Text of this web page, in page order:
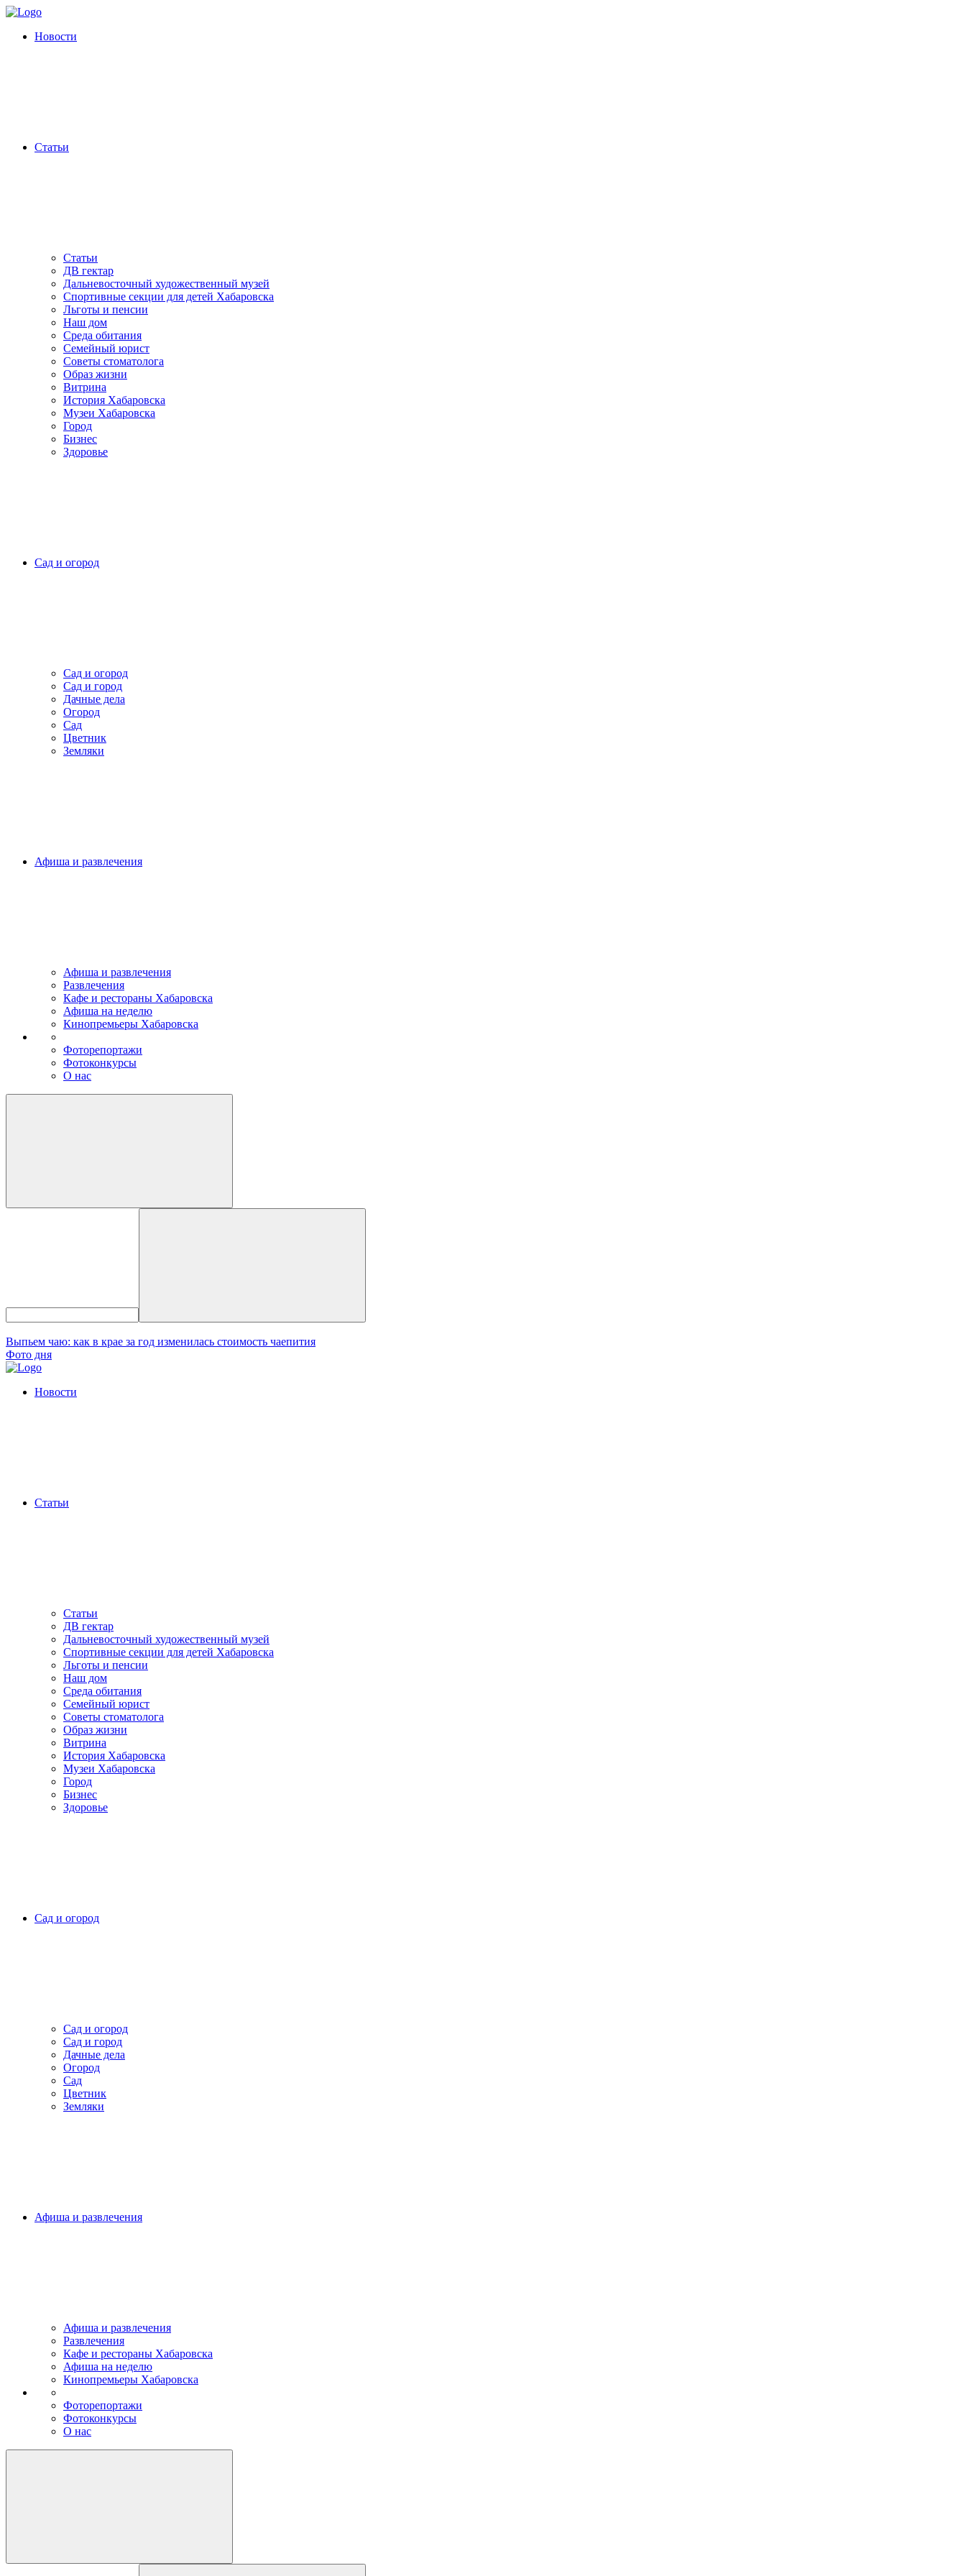
Новости
Статьи
Статьи
ДВ гектар
Дальневосточный художественный музей
Спортивные секции для детей Хабаровска
Льготы и пенсии
Наш дом
Среда обитания
Семейный юрист
Советы стоматолога
Образ жизни
Витрина
История Хабаровска
Музеи Хабаровска
Город
Бизнес
Здоровье
Сад и огород
Сад и огород
Сад и город
Дачные дела
Огород
Сад
Цветник
Земляки
Афиша и развлечения
Афиша и развлечения
Развлечения
Кафе и рестораны Хабаровска
Афиша на неделю
Кинопремьеры Хабаровска
Фоторепортажи
Фотоконкурсы
О нас
Выпьем чаю: как в крае за год изменилась стоимость чаепития
Фото дня
Новости
Статьи
Статьи
ДВ гектар
Дальневосточный художественный музей
Спортивные секции для детей Хабаровска
Льготы и пенсии
Наш дом
Среда обитания
Семейный юрист
Советы стоматолога
Образ жизни
Витрина
История Хабаровска
Музеи Хабаровска
Город
Бизнес
Здоровье
Сад и огород
Сад и огород
Сад и город
Дачные дела
Огород
Сад
Цветник
Земляки
Афиша и развлечения
Афиша и развлечения
Развлечения
Кафе и рестораны Хабаровска
Афиша на неделю
Кинопремьеры Хабаровска
Фоторепортажи
Фотоконкурсы
О нас